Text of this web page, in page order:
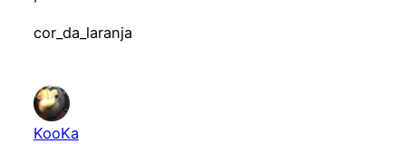
cor_da_laranja
KooKa